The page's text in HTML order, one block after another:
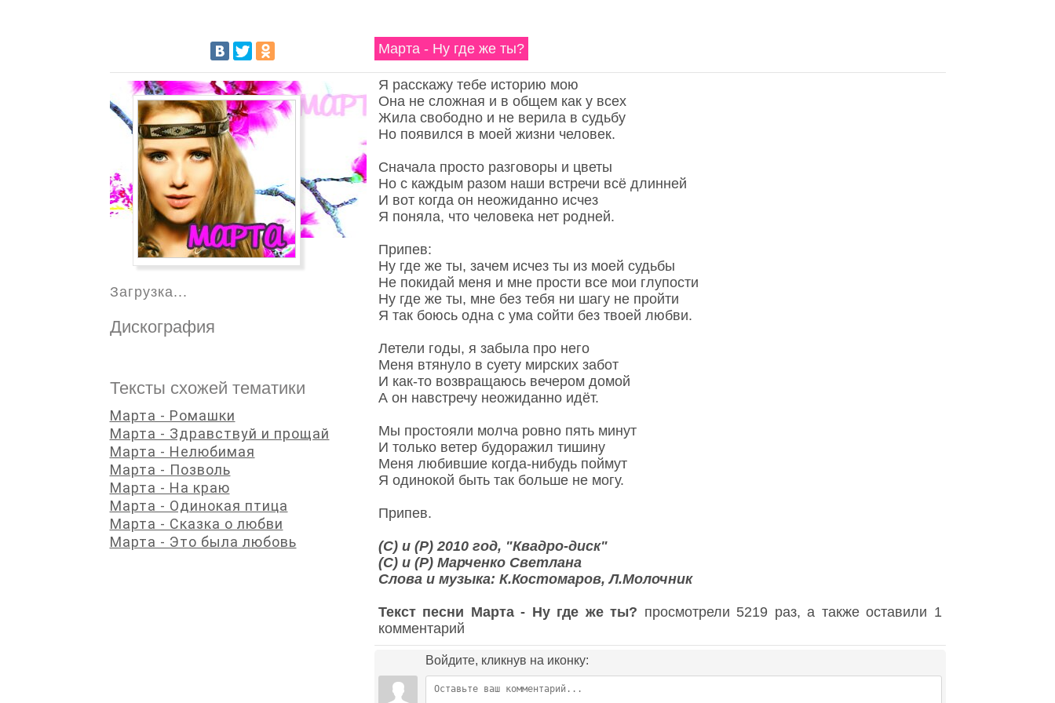
Марта - Ну где же ты?
Я расскажу тебе историю мою
Она не сложная и в общем как у всех
Жила свободно и не верила в судьбу
Но появился в моей жизни человек.
Сначала просто разговоры и цветы
Но с каждым разом наши встречи всё длинней
И вот когда он неожиданно исчез
Я поняла, что человека нет родней.
Припев:
Ну где же ты, зачем исчез ты из моей судьбы
Не покидай меня и мне прости все мои глупости
Ну где же ты, мне без тебя ни шагу не пройти
Я так боюсь одна с ума сойти без твоей любви.
Летели годы, я забыла про него
Меня втянуло в суету мирских забот
И как-то возвращаюсь вечером домой
А он навстречу неожиданно идёт.
Мы простояли молча ровно пять минут
И только ветер будоражил тишину
Меня любившие когда-нибудь поймут
Я одинокой быть так больше не могу.
Припев.
(С) и (Р) 2010 год, "Квадро-диск"
(С) и (Р) Марченко Светлана
Слова и музыка: К.Костомаров, Л.Молочник
Текст песни Марта - Ну где же ты? просмотрели 5219 раз, а также оставили 1
комментарий
Войдите, кликнув на иконку:
Загрузка...
Дискография
Тексты схожей тематики
Марта - Ромашки
Марта - Здравствуй и прощай
Марта - Нелюбимая
Марта - Позволь
Марта - На краю
Марта - Одинокая птица
Марта - Сказка о любви
Марта - Это была любовь